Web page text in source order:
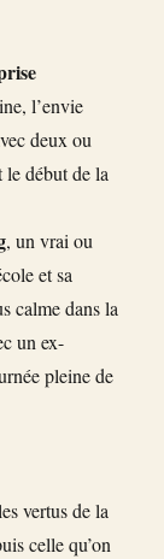
l’envie
deux ou
début de la
, un vrai ou
et sa
calme dans la
un ex-
pleine de
vertus de la
celle qu’on